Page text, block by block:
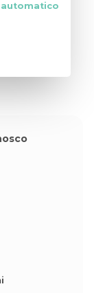
automatico